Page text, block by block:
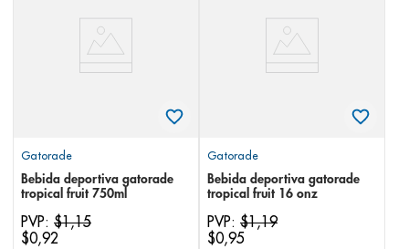
Gatorade
Bebida deportiva gatorade
tropical fruit 750ml
PVP: $1,15
$0,92
Gatorade
Bebida deportiva gatorade
tropical fruit 16 onz
PVP: $1,19
$0,95